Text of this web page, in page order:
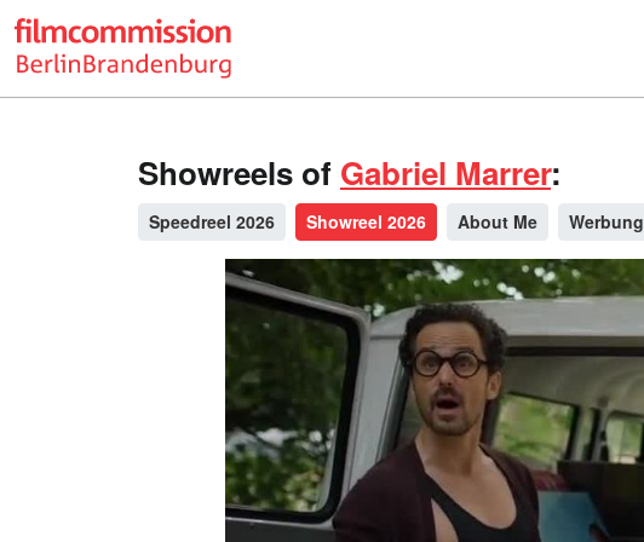
Showreels of Gabriel Marrer:
Speedreel 2026 Showreel 2026 About Me Werbung